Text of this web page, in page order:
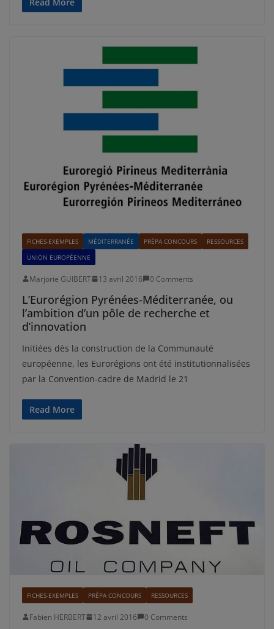
FICHES-EXEMPLES MÉDITERRANÉE PRÉPA CONCOURS
RESSOURCES
UNION EUROPÉENNE
Marjorie GUIBERT 13 avril 2016 0 Comments
L’Eurorégion Pyrénées-Méditerranée, ou
l’ambition d’un pôle de recherche et
d’innovation
Initiées dès la construction de la Communauté
européenne, les Eurorégions ont été institutionnalisées
par la Convention-cadre de Madrid le 21
Read More
FICHES-EXEMPLES PRÉPA CONCOURS RESSOURCES
Fabien HERBERT 12 avril 2016 0 Comments